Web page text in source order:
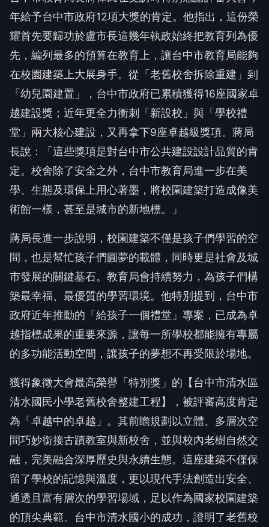
年給予台中市政府12項大獎的肯定。他指出，這份榮
耀首先要歸功於盧市長這幾年執政始終把教育列為優
先，編列最多的預算在教育上，讓台中市教育局能夠
在校園建築上大展身手。從「老舊校舍拆除重建」到
「幼兒園建置」，台中市政府已累積獲得16座國家卓
越建設獎；近年更全力衝刺「新設校」與「學校禮
堂」兩大核心建設，又再拿下9座卓越級獎項。蔣局
長說：「這些獎項是對台中市公共建設設計品質的肯
定。校舍除了安全之外，台中市教育局進一步在美
學、生態及環保上用心著墨，將校園建築打造成像美
術館一樣，甚至是城市的新地標。」
蔣局長進一步說明，校園建築不僅是孩子們學習的空
間，也是幫忙孩子們圓夢的載體，同時更是社會及城
市發展的關鍵基石。教育局會持續努力，為孩子們構
築最幸福、最優質的學習環境。他特別提到，台中市
政府近年推動的「給孩子一個禮堂」專案，已成為卓
越指標成果的重要來源，讓每一所學校都能擁有專屬
的多功能活動空間，讓孩子的夢想不再受限於場地。
獲得象徵大會最高榮譽「特別獎」的【台中市清水區
清水國民小學老舊校舍整建工程】，被評審高度肯定
為「卓越中的卓越」。其前瞻規劃以立體、多層次空
間巧妙銜接古蹟教室與新校舍，並與校內老樹自然交
融，完美融合深厚歷史與永續生態。這座建築不僅保
留了學校的記憶與溫度，更以現代手法創造出安全、
通透且富有層次的學習場域，足以作為國家校園建築
的頂尖典範。台中市清水國小的成功，證明了老舊校